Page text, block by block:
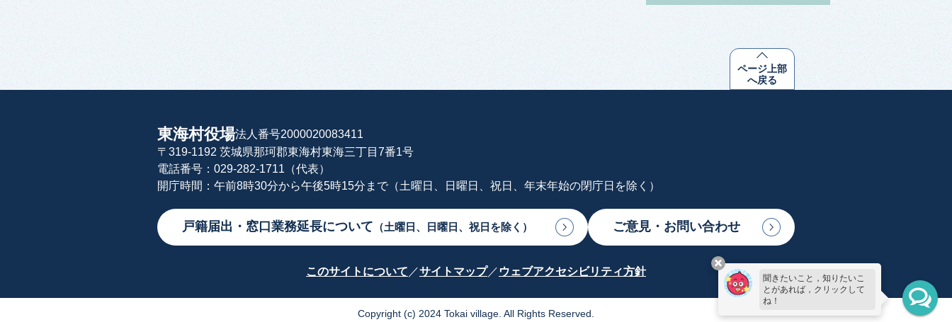
ページ上部
へ戻る
東海村役場法人番号2000020083411
〒319-1192 茨城県那珂郡東海村東海三丁目7番1号
電話番号：029-282-1711（代表）
開庁時間：午前8時30分から午後5時15分まで（土曜日、日曜日、祝日、年末年始の閉庁日を除く）
戸籍届出・窓口業務延長について （土曜日、日曜日、祝日を除く） ご意見・お問い合わせ
このサイトについて サイトマップ ウェブアクセシビリティ方針
Copyright (c) 2024 Tokai village. All Rights Reserved.
聞きたいこと，知りたいこ
とがあれば，クリックして
ね！